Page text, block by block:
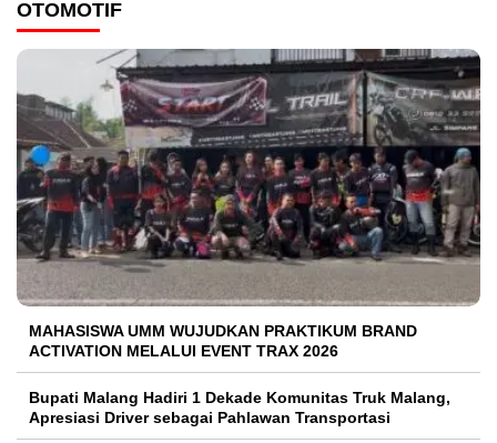
OTOMOTIF
MAHASISWA UMM WUJUDKAN PRAKTIKUM BRAND
ACTIVATION MELALUI EVENT TRAX 2026
Bupati Malang Hadiri 1 Dekade Komunitas Truk Malang,
Apresiasi Driver sebagai Pahlawan Transportasi